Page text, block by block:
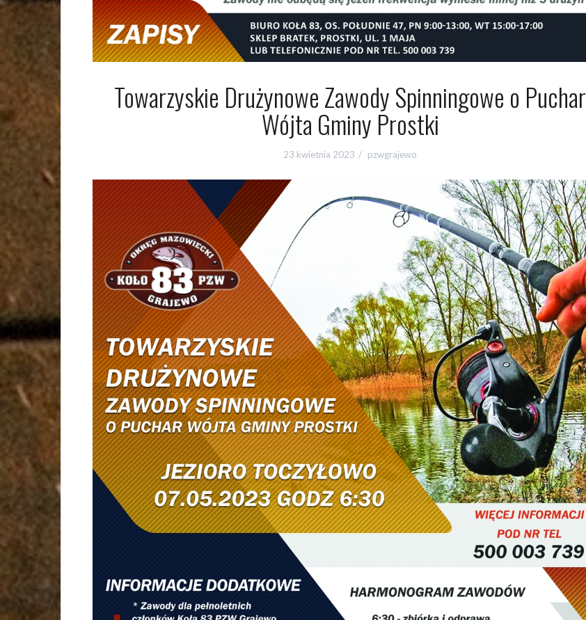
Towarzyskie Drużynowe Zawody Spinningowe o Puchar
Wójta Gminy Prostki
23 kwietnia 2023 pzwgrajewo